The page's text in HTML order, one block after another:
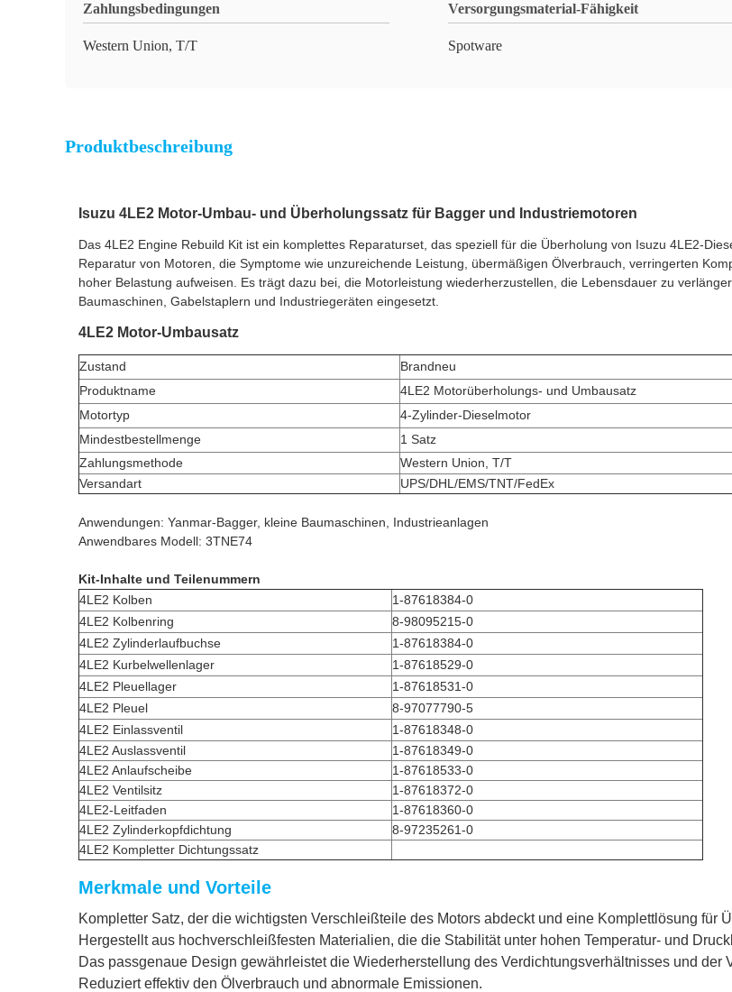
Zahlungsbedingungen
Western Union, T/T
Versorgungsmaterial-Fähigkeit
Spotware
Produktbeschreibung
Isuzu 4LE2 Motor-Umbau- und Überholungssatz für Bagger und Industriemotoren
Das 4LE2 Engine Rebuild Kit ist ein komplettes Reparaturset, das speziell für die Überholung von Isuzu 4LE2-
Reparatur von Motoren, die Symptome wie unzureichende Leistung, übermäßigen Ölverbrauch, verringerten
hoher Belastung aufweisen. Es trägt dazu bei, die Motorleistung wiederherzustellen, die Lebensdauer zu
Baumaschinen, Gabelstaplern und Industriegeräten eingesetzt.
4LE2 Motor-Umbausatz
Zustand
Brandneu
Produktname
4LE2 Motorüberholungs- und Umbausatz
Motortyp
4-Zylinder-Dieselmotor
Mindestbestellmenge
1 Satz
Zahlungsmethode
Western Union, T/T
Versandart
UPS/DHL/EMS/TNT/FedEx
Anwendungen: Yanmar-Bagger, kleine Baumaschinen, Industrieanlagen
Anwendbares Modell: 3TNE74
Kit-Inhalte und Teilenummern
4LE2 Kolben
1-87618384-0
4LE2 Kolbenring
8-98095215-0
4LE2 Zylinderlaufbuchse
1-87618384-0
4LE2 Kurbelwellenlager
1-87618529-0
4LE2 Pleuellager
1-87618531-0
4LE2 Pleuel
8-97077790-5
4LE2 Einlassventil
1-87618348-0
4LE2 Auslassventil
1-87618349-0
4LE2 Anlaufscheibe
1-87618533-0
4LE2 Ventilsitz
1-87618372-0
4LE2-Leitfaden
1-87618360-0
4LE2 Zylinderkopfdichtung
8-97235261-0
4LE2 Kompletter Dichtungssatz
Merkmale und Vorteile
Kompletter Satz, der die wichtigsten Verschleißteile des Motors abdeckt und eine Komplettlösung für
Hergestellt aus hochverschleißfesten Materialien, die die Stabilität unter hohen Temperatur- und
Das passgenaue Design gewährleistet die Wiederherstellung des Verdichtungsverhältnisses und der
Reduziert effektiv den Ölverbrauch und abnormale Emissionen.